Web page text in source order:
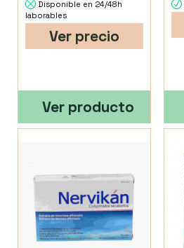
Disponible en 24/48h
laborables
Ver precio
Ver producto